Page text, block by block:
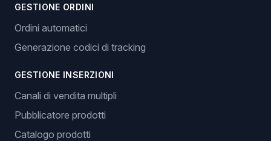
GESTIONE ORDINI
Ordini automatici
Generazione codici di tracking
GESTIONE INSERZIONI
Canali di vendita multipli
Pubblicatore prodotti
Catalogo prodotti